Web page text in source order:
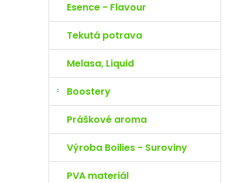
Esence - Flavour
Tekutá potrava
Melasa, Liquid
Boostery
Práškové aroma
Výroba Boilies - Suroviny
PVA materiál